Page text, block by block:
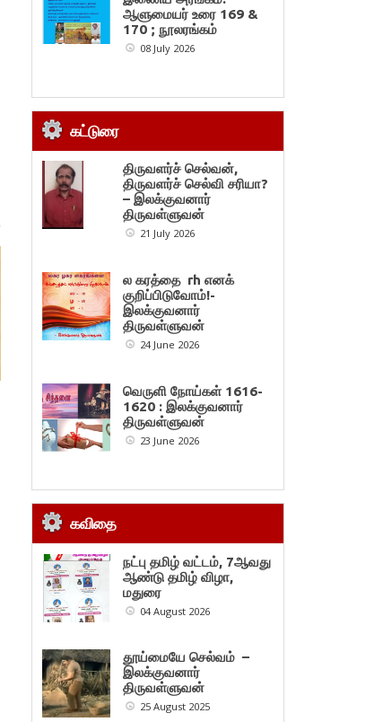
ஆளுமையர் உரை 169 &
170 ; நூலரங்கம்
08 July 2026
கட்டுரை
திருவளர்ச் செல்வன்,
திருவளர்ச் செல்வி சரியா?
– இலக்குவனார்
திருவள்ளுவன்
21 July 2026
ல கரத்தை rh எனக்
குறிப்பிடுவோம்!-
இலக்குவனார்
திருவள்ளுவன்
24 June 2026
வெருளி நோய்கள் 1616-
1620 : இலக்குவனார்
திருவள்ளுவன்
23 June 2026
கவிதை
நட்பு தமிழ் வட்டம், 7ஆவது
ஆண்டு தமிழ் விழா,
மதுரை
04 August 2026
தூய்மையே செல்வம் –
இலக்குவனார்
திருவள்ளுவன்
25 August 2025